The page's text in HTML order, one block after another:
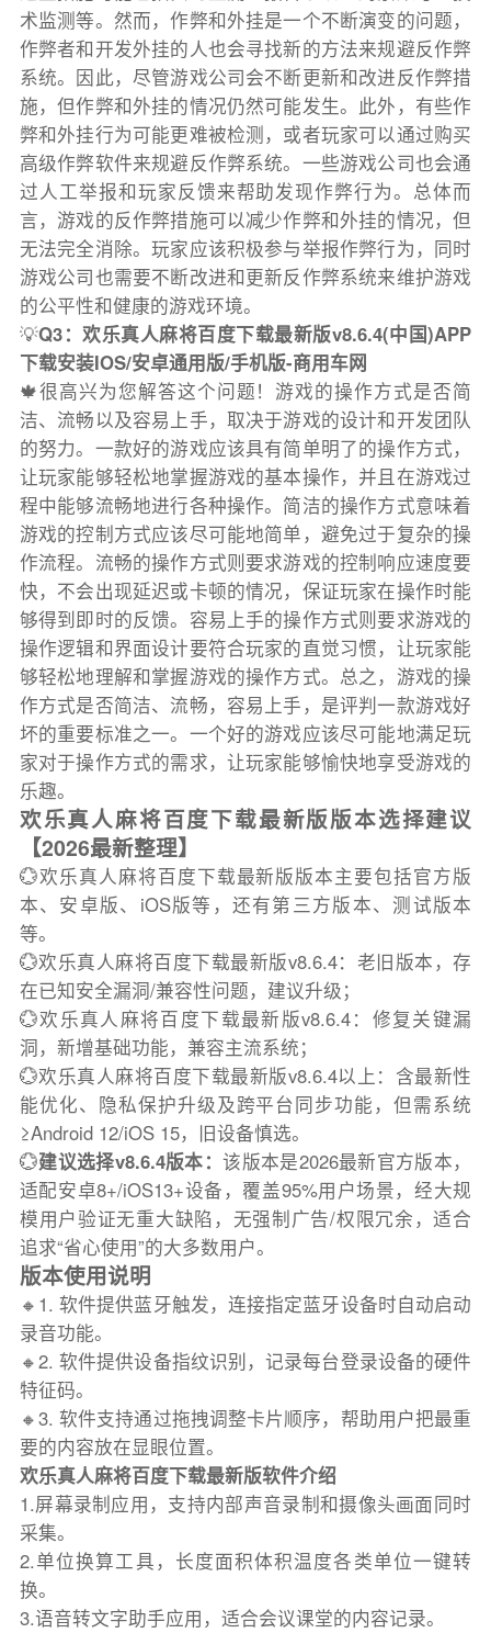
术监测等。然而，作弊和外挂是一个不断演变的问题，
作弊者和开发外挂的人也会寻找新的方法来规避反作弊
系统。因此，尽管游戏公司会不断更新和改进反作弊措
施，但作弊和外挂的情况仍然可能发生。此外，有些作
弊和外挂行为可能更难被检测，或者玩家可以通过购买
高级作弊软件来规避反作弊系统。一些游戏公司也会通
过人工举报和玩家反馈来帮助发现作弊行为。总体而
言，游戏的反作弊措施可以减少作弊和外挂的情况，但
无法完全消除。玩家应该积极参与举报作弊行为，同时
游戏公司也需要不断改进和更新反作弊系统来维护游戏
的公平性和健康的游戏环境。
💡Q3：欢乐真人麻将百度下载最新版v8.6.4(中国)APP
下载安装IOS/安卓通用版/手机版-商用车网
🍁很高兴为您解答这个问题！游戏的操作方式是否简
洁、流畅以及容易上手，取决于游戏的设计和开发团队
的努力。一款好的游戏应该具有简单明了的操作方式，
让玩家能够轻松地掌握游戏的基本操作，并且在游戏过
程中能够流畅地进行各种操作。简洁的操作方式意味着
游戏的控制方式应该尽可能地简单，避免过于复杂的操
作流程。流畅的操作方式则要求游戏的控制响应速度要
快，不会出现延迟或卡顿的情况，保证玩家在操作时能
够得到即时的反馈。容易上手的操作方式则要求游戏的
操作逻辑和界面设计要符合玩家的直觉习惯，让玩家能
够轻松地理解和掌握游戏的操作方式。总之，游戏的操
作方式是否简洁、流畅，容易上手，是评判一款游戏好
坏的重要标准之一。一个好的游戏应该尽可能地满足玩
家对于操作方式的需求，让玩家能够愉快地享受游戏的
乐趣。
欢乐真人麻将百度下载最新版版本选择建议
【2026最新整理】
💮欢乐真人麻将百度下载最新版版本主要包括官方版
本、安卓版、iOS版等，还有第三方版本、测试版本
等。
💮欢乐真人麻将百度下载最新版v8.6.4：老旧版本，存
在已知安全漏洞/兼容性问题，建议升级；
💮欢乐真人麻将百度下载最新版v8.6.4：修复关键漏
洞，新增基础功能，兼容主流系统；
💮欢乐真人麻将百度下载最新版v8.6.4以上：含最新性
能优化、隐私保护升级及跨平台同步功能，但需系统
≥Android 12/iOS 15，旧设备慎选。
💮建议选择v8.6.4版本：该版本是2026最新官方版本，
适配安卓8+/iOS13+设备，覆盖95%用户场景，经大规
模用户验证无重大缺陷，无强制广告/权限冗余，适合
追求“省心使用”的大多数用户。
版本使用说明
🔸1. 软件提供蓝牙触发，连接指定蓝牙设备时自动启动
录音功能。
🔸2. 软件提供设备指纹识别，记录每台登录设备的硬件
特征码。
🔸3. 软件支持通过拖拽调整卡片顺序，帮助用户把最重
要的内容放在显眼位置。
欢乐真人麻将百度下载最新版软件介绍
1.屏幕录制应用，支持内部声音录制和摄像头画面同时
采集。
2.单位换算工具，长度面积体积温度各类单位一键转
换。
3.语音转文字助手应用，适合会议课堂的内容记录。